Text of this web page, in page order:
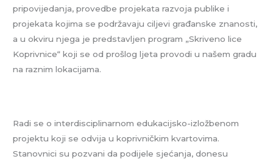
pripovijedanja, provedbe projekata razvoja publike i
projekata kojima se podržavaju ciljevi građanske znanosti,
a u okviru njega je predstavljen program „Skriveno lice
Koprivnice“ koji se od prošlog ljeta provodi u našem gradu
na raznim lokacijama.
Radi se o interdisciplinarnom edukacijsko-izložbenom
projektu koji se odvija u koprivničkim kvartovima.
Stanovnici su pozvani da podijele sjećanja, donesu